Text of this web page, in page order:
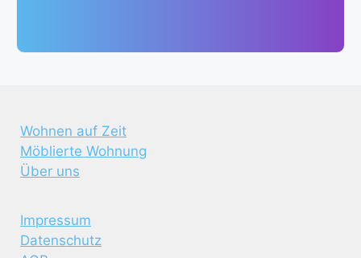
Wohnen auf Zeit
Möblierte Wohnung
Über uns
Impressum
Datenschutz